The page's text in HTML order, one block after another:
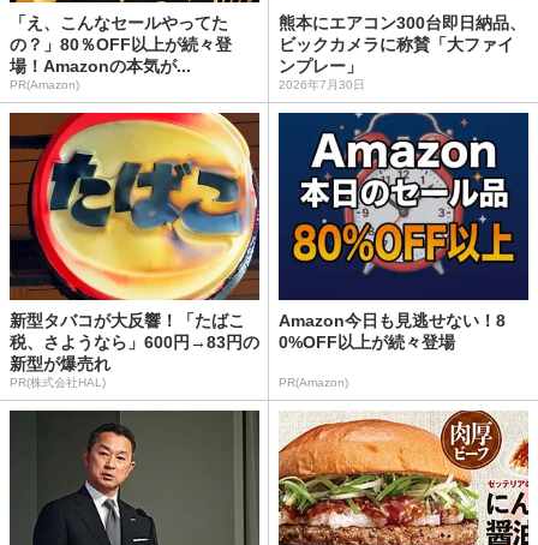
「え、こんなセールやってた
の？」80％OFF以上が続々登
場！Amazonの本気が...
PR(Amazon)
熊本にエアコン300台即日納品、
ビックカメラに称賛「大ファイ
ンプレー」
2026年7月30日
新型タバコが大反響！「たばこ
税、さようなら」600円→83円の
新型が爆売れ
PR(株式会社HAL)
Amazon今日も見逃せない！8
0%OFF以上が続々登場
PR(Amazon)